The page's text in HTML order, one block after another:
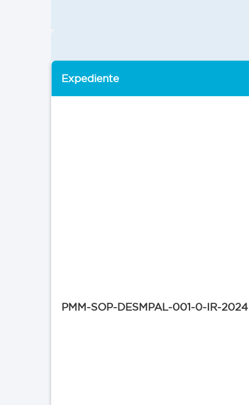
Expediente
PMM-SOP-DESMPAL-001-0-IR-2024